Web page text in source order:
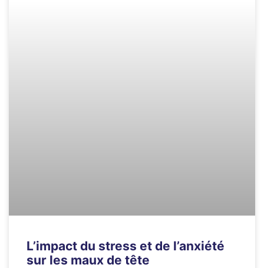
L’impact du stress et de l’anxiété
sur les maux de tête